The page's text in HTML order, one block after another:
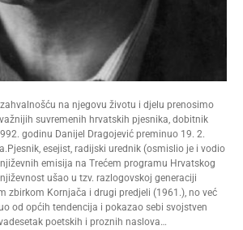
na njegovu životu i djelu prenosimo
suvremenih hrvatskih pjesnika, dobitnik
godinu Danijel Dragojević preminuo 19. 2.
esejist, radijski urednik (osmislio je i vodio
emisija na Trećem programu Hrvatskog
ušao u tzv. razlogovskoj generaciji
zbirkom Kornjača i drugi predjeli (1961.), no već
od općih tendencija i pokazao sebi svojstven
poetskih i proznih naslova…